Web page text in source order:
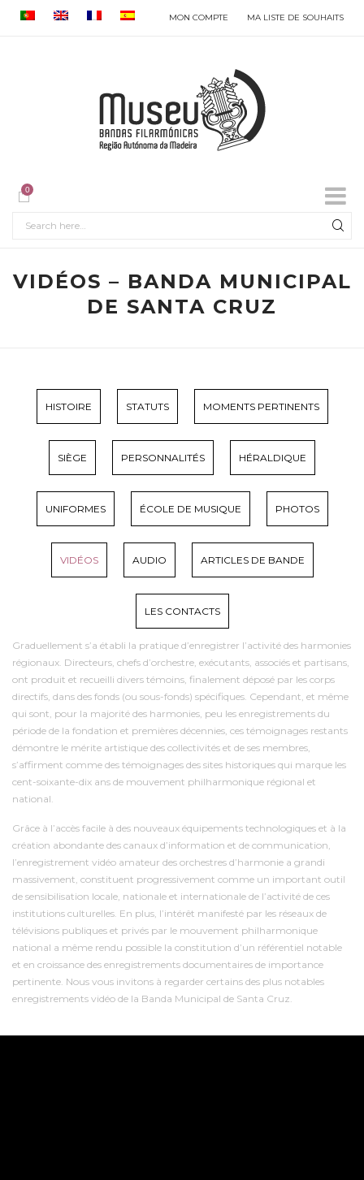
MON COMPTE MA LISTE DE SOUHAITS
0
VIDÉOS – BANDA MUNICIPAL
DE SANTA CRUZ
HISTOIRE STATUTS MOMENTS PERTINENTS
SIÈGE PERSONNALITÉS HÉRALDIQUE
UNIFORMES ÉCOLE DE MUSIQUE PHOTOS
VIDÉOS AUDIO ARTICLES DE BANDE
LES CONTACTS
Graduellement s’a établi la pratique d’enregistrer l’activité des harmonies
régionaux. Directeurs, chefs d’orchestre, exécutants, associés et partisans,
ont produit et recueilli divers témoins, finalement déposé par les corps
directifs, dans des fonds (ou sous-fonds) spécifiques. Cependant, et même
qui sont, pour la majorité des harmonies, peu les enregistrements du
période de la fondation et premières décennies, ces témoignages restants
démontre le mérite artistique des collectivités et de ses membres,
s’affirment comme des témoignages des sites historiques qui marque les
cent-soixante-dix ans de mouvement philharmonique régional et
national.
Grâce à l’accès facile à des nouveaux équipements technologiques et à la
création abondante des canaux d’information et de communication,
l’enregistrement vidéo amateur des orchestres d’harmonie a grandi
massivement, constituent progressivement comme un important outil
de sensibilisation locale, nationale et internationale de l’activité de ces
institutions culturelles. En plus, l’intérêt manifesté par les réseaux de
télévisions publiques et privés par le mouvement philharmonique
national a même rendu possible la constitution d’un référentiel notable
et en croissance des enregistrements documentaires de importance
pertinente. Nous vous invitons à regarder certains des plus notables
enregistrements vidéo de la Banda Municipal de Santa Cruz.